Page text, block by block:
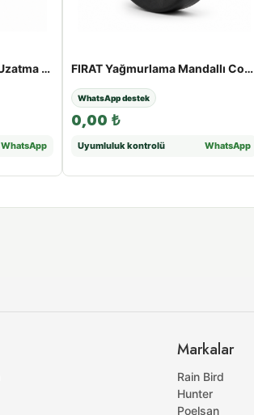
FIRAT 32″ Yağmurlama Uzatma Borusu (Mavi) | 25 - 100 cm - 30cm
WhatsApp
FIRAT Yağmurlama Mandallı Conta | 50 - 110 mm - 110
WhatsApp destek
0,00 ₺
Uyumluluk kontrolü WhatsApp
Markalar
Rain Bird
Hunter
Poelsan